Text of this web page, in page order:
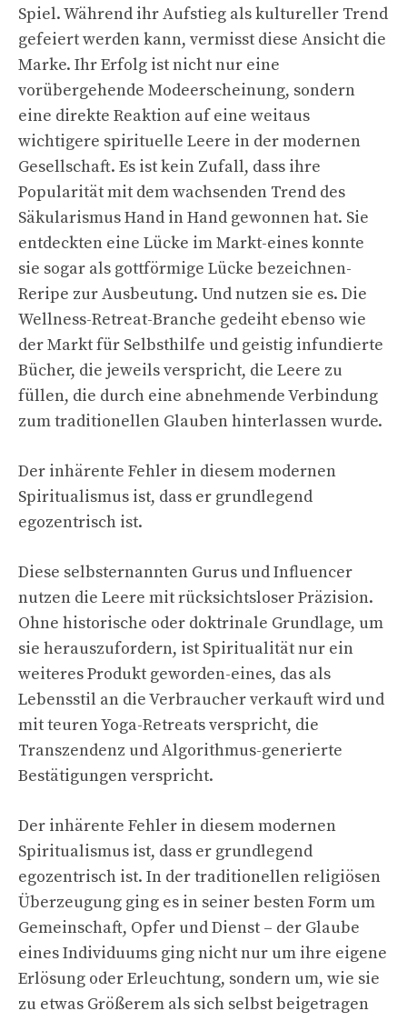
Spiel. Während ihr Aufstieg als kultureller Trend
gefeiert werden kann, vermisst diese Ansicht die
Marke. Ihr Erfolg ist nicht nur eine
vorübergehende Modeerscheinung, sondern
eine direkte Reaktion auf eine weitaus
wichtigere spirituelle Leere in der modernen
Gesellschaft. Es ist kein Zufall, dass ihre
Popularität mit dem wachsenden Trend des
Säkularismus Hand in Hand gewonnen hat. Sie
entdeckten eine Lücke im Markt-eines konnte
sie sogar als gottförmige Lücke bezeichnen-
Reripe zur Ausbeutung. Und nutzen sie es. Die
Wellness-Retreat-Branche gedeiht ebenso wie
der Markt für Selbsthilfe und geistig infundierte
Bücher, die jeweils verspricht, die Leere zu
füllen, die durch eine abnehmende Verbindung
zum traditionellen Glauben hinterlassen wurde.
Der inhärente Fehler in diesem modernen
Spiritualismus ist, dass er grundlegend
egozentrisch ist.
Diese selbsternannten Gurus und Influencer
nutzen die Leere mit rücksichtsloser Präzision.
Ohne historische oder doktrinale Grundlage, um
sie herauszufordern, ist Spiritualität nur ein
weiteres Produkt geworden-eines, das als
Lebensstil an die Verbraucher verkauft wird und
mit teuren Yoga-Retreats verspricht, die
Transzendenz und Algorithmus-generierte
Bestätigungen verspricht.
Der inhärente Fehler in diesem modernen
Spiritualismus ist, dass er grundlegend
egozentrisch ist. In der traditionellen religiösen
Überzeugung ging es in seiner besten Form um
Gemeinschaft, Opfer und Dienst – der Glaube
eines Individuums ging nicht nur um ihre eigene
Erlösung oder Erleuchtung, sondern um, wie sie
zu etwas Größerem als sich selbst beigetragen